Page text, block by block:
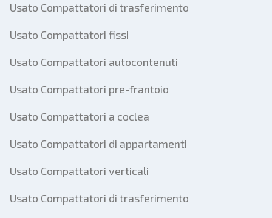
Usato Compattatori di trasferimento
Usato Compattatori fissi
Usato Compattatori autocontenuti
Usato Compattatori pre-frantoio
Usato Compattatori a coclea
Usato Compattatori di appartamenti
Usato Compattatori verticali
Usato Compattatori di trasferimento